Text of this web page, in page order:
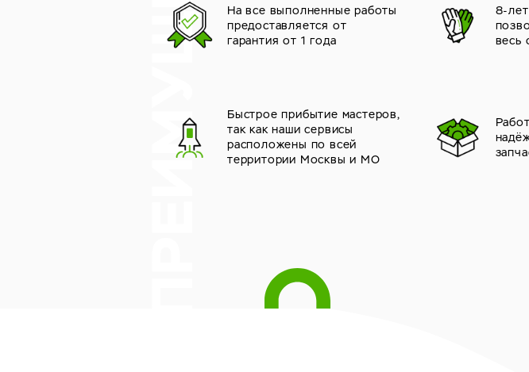
На все выполненные работы
предоставляется от
гарантия от 1 года
8-
весь
Быстрое прибытие мастеров,
так как наши сервисы
расположены по всей
территории Москвы и МО